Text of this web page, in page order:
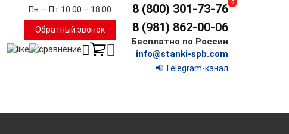
Пн — Пт 10:00 – 18:00
Обратный звонок
0
8 (800) 301-73-76
8 (981) 862-00-06
Бесплатно по России
info@stanki-spb.com
📢 Telegram-канал